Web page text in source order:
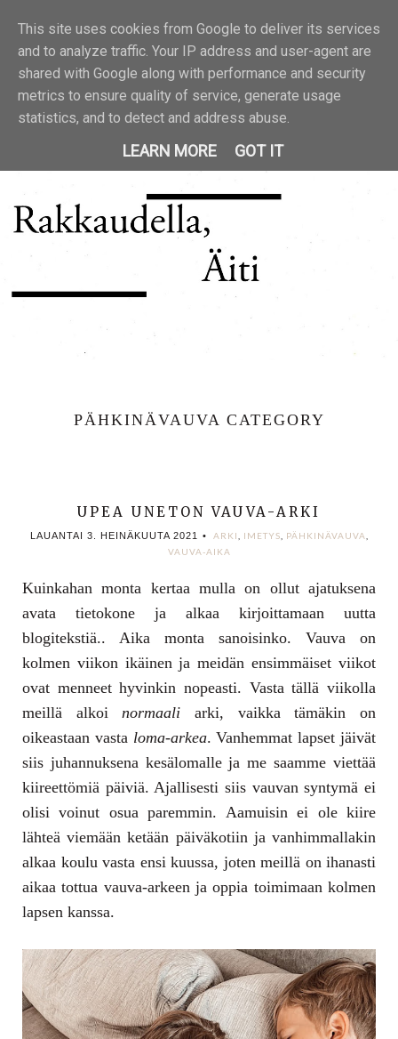
PÄHKINÄVAUVA CATEGORY
UPEA UNETON VAUVA-ARKI
LAUANTAI 3. HEINÄKUUTA 2021 • ARKI IMETYS PÄHKINÄVAUVA
VAUVA-AIKA
Kuinkahan monta kertaa mulla on ollut ajatuksena
avata tietokone ja alkaa kirjoittamaan uutta
blogitekstiä.. Aika monta sanoisinko. Vauva on
kolmen viikon ikäinen ja meidän ensimmäiset viikot
ovat menneet hyvinkin nopeasti. Vasta tällä viikolla
meillä alkoi normaaliarki, vaikka tämäkin on
oikeastaan vasta loma-arkea. Vanhemmat lapset jäivät
siis juhannuksena kesälomalle ja me saamme viettää
kiireettömiä päiviä. Ajallisesti siis vauvan syntymä ei
olisi voinut osua paremmin. Aamuisin ei ole kiire
lähteä viemään ketään päiväkotiin ja vanhimmallakin
alkaa koulu vasta ensi kuussa, joten meillä on ihanasti
aikaa tottua vauva-arkeen ja oppia toimimaan kolmen
lapsen kanssa.
This site uses cookies from Google to deliver its services
and to analyze traffic. Your IP address and user-agent are
shared with Google along with performance and security
metrics to ensure quality of service, generate usage
statistics, and to detect and address abuse.
LEARN MORE GOT IT